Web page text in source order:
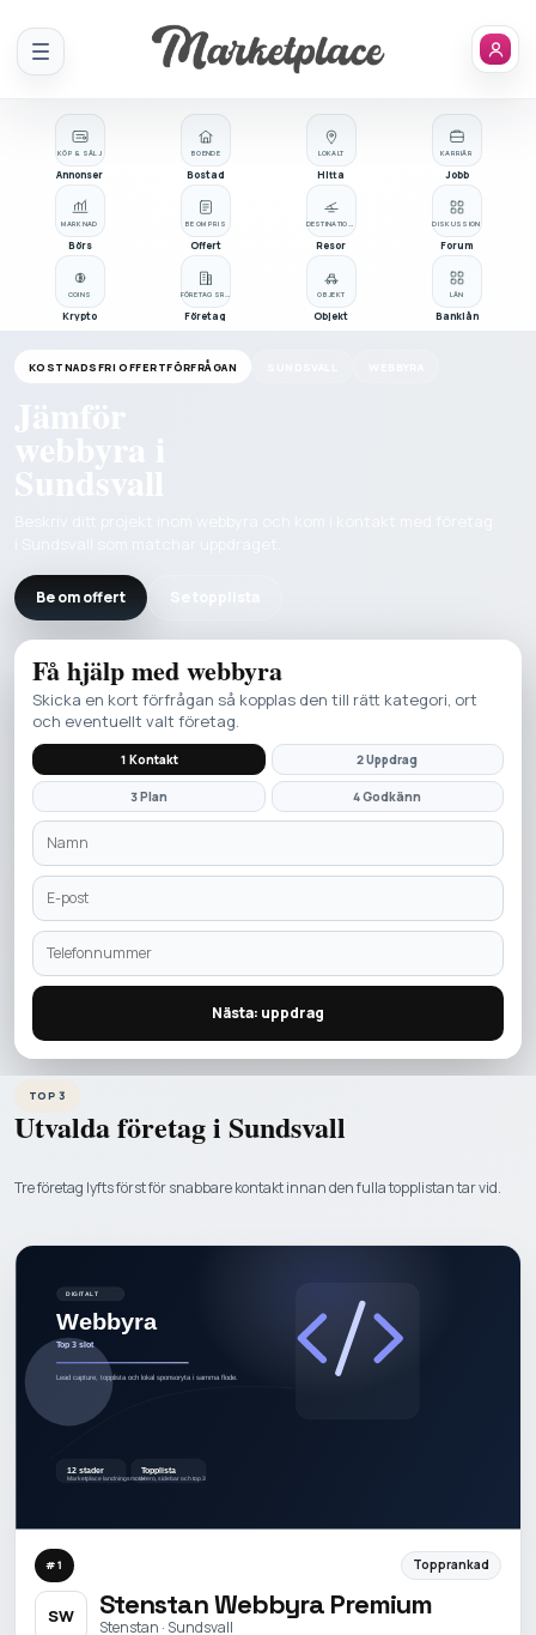
Meny
KÖP & SÄLJ
Annonser
BOENDE
Bostad
OBJEKT
Objekt
BE OM PRIS
Offert
Företag
LÅN
Banklån
MARKNAD
Börs
LOKALT
Hitta
KARRIÄR
Jobb
Resor
COINS
Krypto
DISKUSSION
Forum
KOSTNADSFRI OFFERTFÖRFRÅGAN
Jämför
Be om offert
Få hjälp medwebbyra
Skicka en kort förfrågan så kopplas den till rätt kategori, ort
och eventuellt valt företag.
1 Kontakt 2 Uppdrag
3 Plan 4 Godkänn
Nästa: uppdrag
TOP 3
Utvalda företag i Sundsvall
Tre företag lyfts först för snabbare kontakt innan den fulla topplistan tar vid.
#1 Topprankad
SW Stenstan Webbyra Premium
Stenstan · Sundsvall